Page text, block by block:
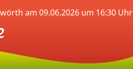
am 09.06.2026 um 16:30 Uhr